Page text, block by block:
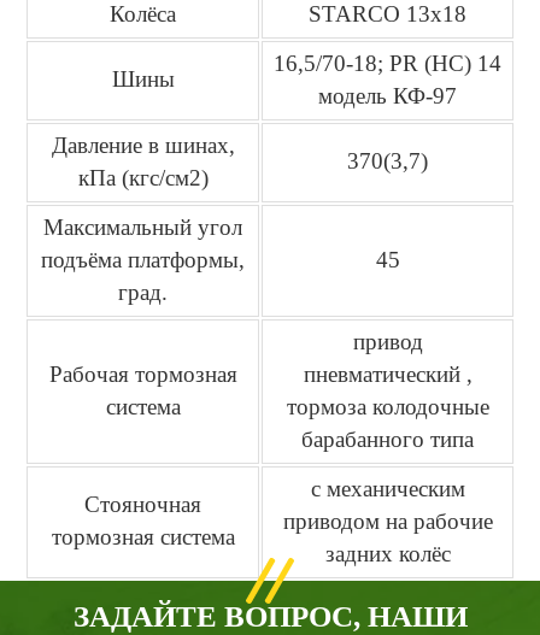
Колёса
STARCO 13х18
Шины
16,5/70-18; PR (HC) 14
модель КФ-97
Давление в шинах,
кПа (кгс/см2)
370(3,7)
Максимальный угол
подъёма платформы,
град.
45
Рабочая тормозная
система
привод
пневматический ,
тормоза колодочные
барабанного типа
Стояночная
тормозная система
с механическим
приводом на рабочие
задних колёс
ЗАДАЙТЕ ВОПРОС, НАШИ